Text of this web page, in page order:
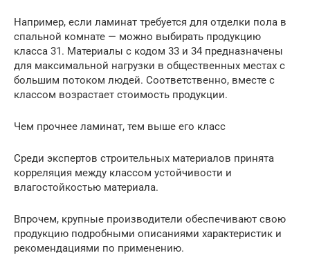
Например, если ламинат требуется для отделки пола в
спальной комнате — можно выбирать продукцию
класса 31. Материалы с кодом 33 и 34 предназначены
для максимальной нагрузки в общественных местах с
большим потоком людей. Соответственно, вместе с
классом возрастает стоимость продукции.
Чем прочнее ламинат, тем выше его класс
Среди экспертов строительных материалов принята
корреляция между классом устойчивости и
влагостойкостью материала.
Впрочем, крупные производители обеспечивают свою
продукцию подробными описаниями характеристик и
рекомендациями по применению.